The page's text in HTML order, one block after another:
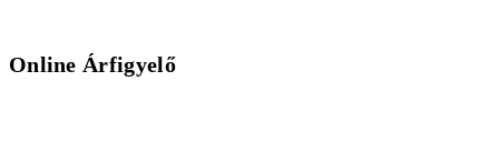
Online Árfigyelő